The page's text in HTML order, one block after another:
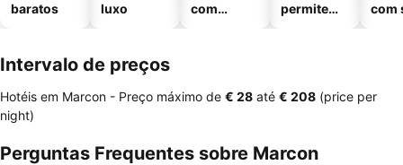
baratos
luxo
com
permitem
com
Intervalo de preços
Hotéis em Marcon - Preço máximo de ‎€ 28 até ‎€ 208 (price per
night)
Perguntas Frequentes sobre Marcon